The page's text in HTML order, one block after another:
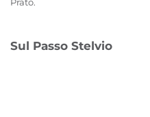
Sul Passo Stelvio